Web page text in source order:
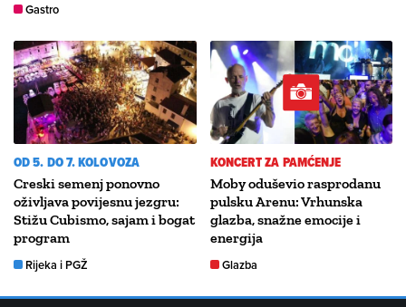
Gastro
OD 5. DO 7. KOLOVOZA
Creski semenj ponovno
oživljava povijesnu jezgru:
Stižu Cubismo, sajam i bogat
program
Rijeka i PGŽ
KONCERT ZA PAMĆENJE
Moby oduševio rasprodanu
pulsku Arenu: Vrhunska
glazba, snažne emocije i
energija
Glazba